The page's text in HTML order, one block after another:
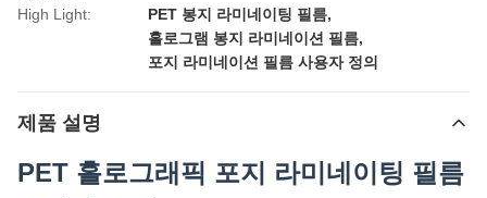
High Light: PET 봉지 라미네이팅 필름,
홀로그램 봉지 라미네이션 필름,
포지 라미네이션 필름 사용자 정의
제품 설명
PET 홀로그래픽 포지 라미네이팅 필름